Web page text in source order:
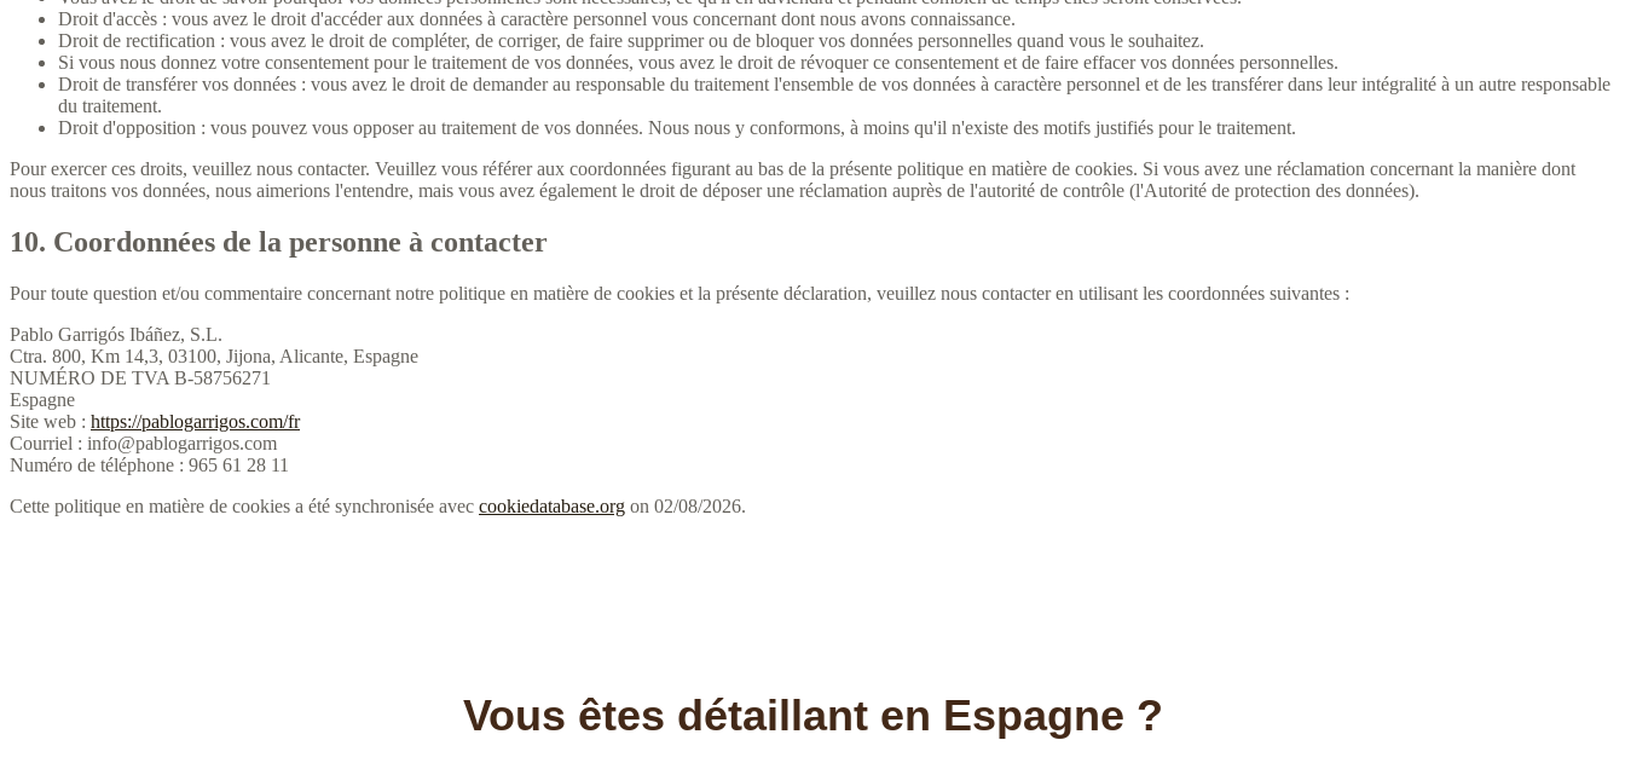
Droit d'accès : vous avez le droit d'accéder aux données à caractère personnel vous concernant dont nous avons connaissance.
Droit de rectification : vous avez le droit de compléter, de corriger, de faire supprimer ou de bloquer vos données personnelles quand vous le souhaitez.
Si vous nous donnez votre consentement pour le traitement de vos données, vous avez le droit de révoquer ce consentement et de faire effacer vos données personnelles.
Droit de transférer vos données : vous avez le droit de demander au responsable du traitement l'ensemble de vos données à caractère personnel et de les transférer dans leur intégralité à un autre responsable
du traitement.
Droit d'opposition : vous pouvez vous opposer au traitement de vos données. Nous nous y conformons, à moins qu'il n'existe des motifs justifiés pour le traitement.
Pour exercer ces droits, veuillez nous contacter. Veuillez vous référer aux coordonnées figurant au bas de la présente politique en matière de cookies. Si vous avez une réclamation concernant la manière dont
nous traitons vos données, nous aimerions l'entendre, mais vous avez également le droit de déposer une réclamation auprès de l'autorité de contrôle (l'Autorité de protection des données).
10. Coordonnées de la personne à contacter
Pour toute question et/ou commentaire concernant notre politique en matière de cookies et la présente déclaration, veuillez nous contacter en utilisant les coordonnées suivantes :
Pablo Garrigós Ibáñez, S.L.
Ctra. 800, Km 14,3, 03100, Jijona, Alicante, Espagne
NUMÉRO DE TVA B-58756271
Espagne
Site web : https://pablogarrigos.com/fr
Courriel : info@pablogarrigos.com
Numéro de téléphone : 965 61 28 11
Cette politique en matière de cookies a été synchronisée avec cookiedatabase.org on 02/08/2026.
Vous êtes détaillant en Espagne ?